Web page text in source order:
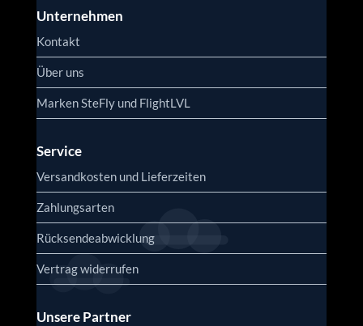
Unternehmen
Kontakt
Über uns
Marken SteFly und FlightLVL
Service
Versandkosten und Lieferzeiten
Zahlungsarten
Rücksendeabwicklung
Vertrag widerrufen
Unsere Partner